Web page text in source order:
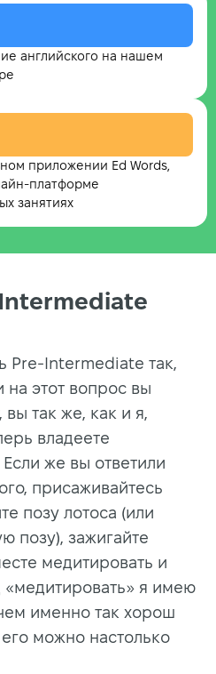
английского на нашем
приложении Ed Words,
платформе
занятиях
Pre-Intermediate так,
на этот вопрос вы
вы так же, как и я,
владеете
же вы ответили
присаживайтесь
позу лотоса (или
позу), зажигайте
медитировать и
«медитировать» я имею
именно так хорош
можно настолько